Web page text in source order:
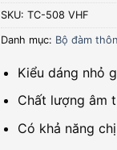
SKU: TC-508 VHF
Danh mục: Bộ đàm
Kiểu dáng nhỏ
Chất lượng âm
Có khả năng